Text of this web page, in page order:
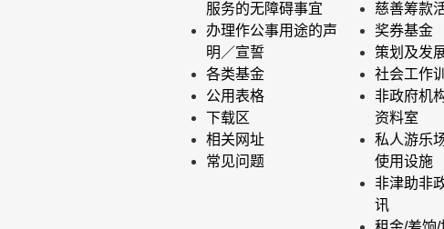
服务的无障碍事宜
办理作公事用途的声
明／宣誓
各类基金
公用表格
下载区
相关网址
常见问题
慈善筹款
奖券基金
策划及发
社会工作
非政府机
资料室
私人游乐
使用设施
非津助非
讯